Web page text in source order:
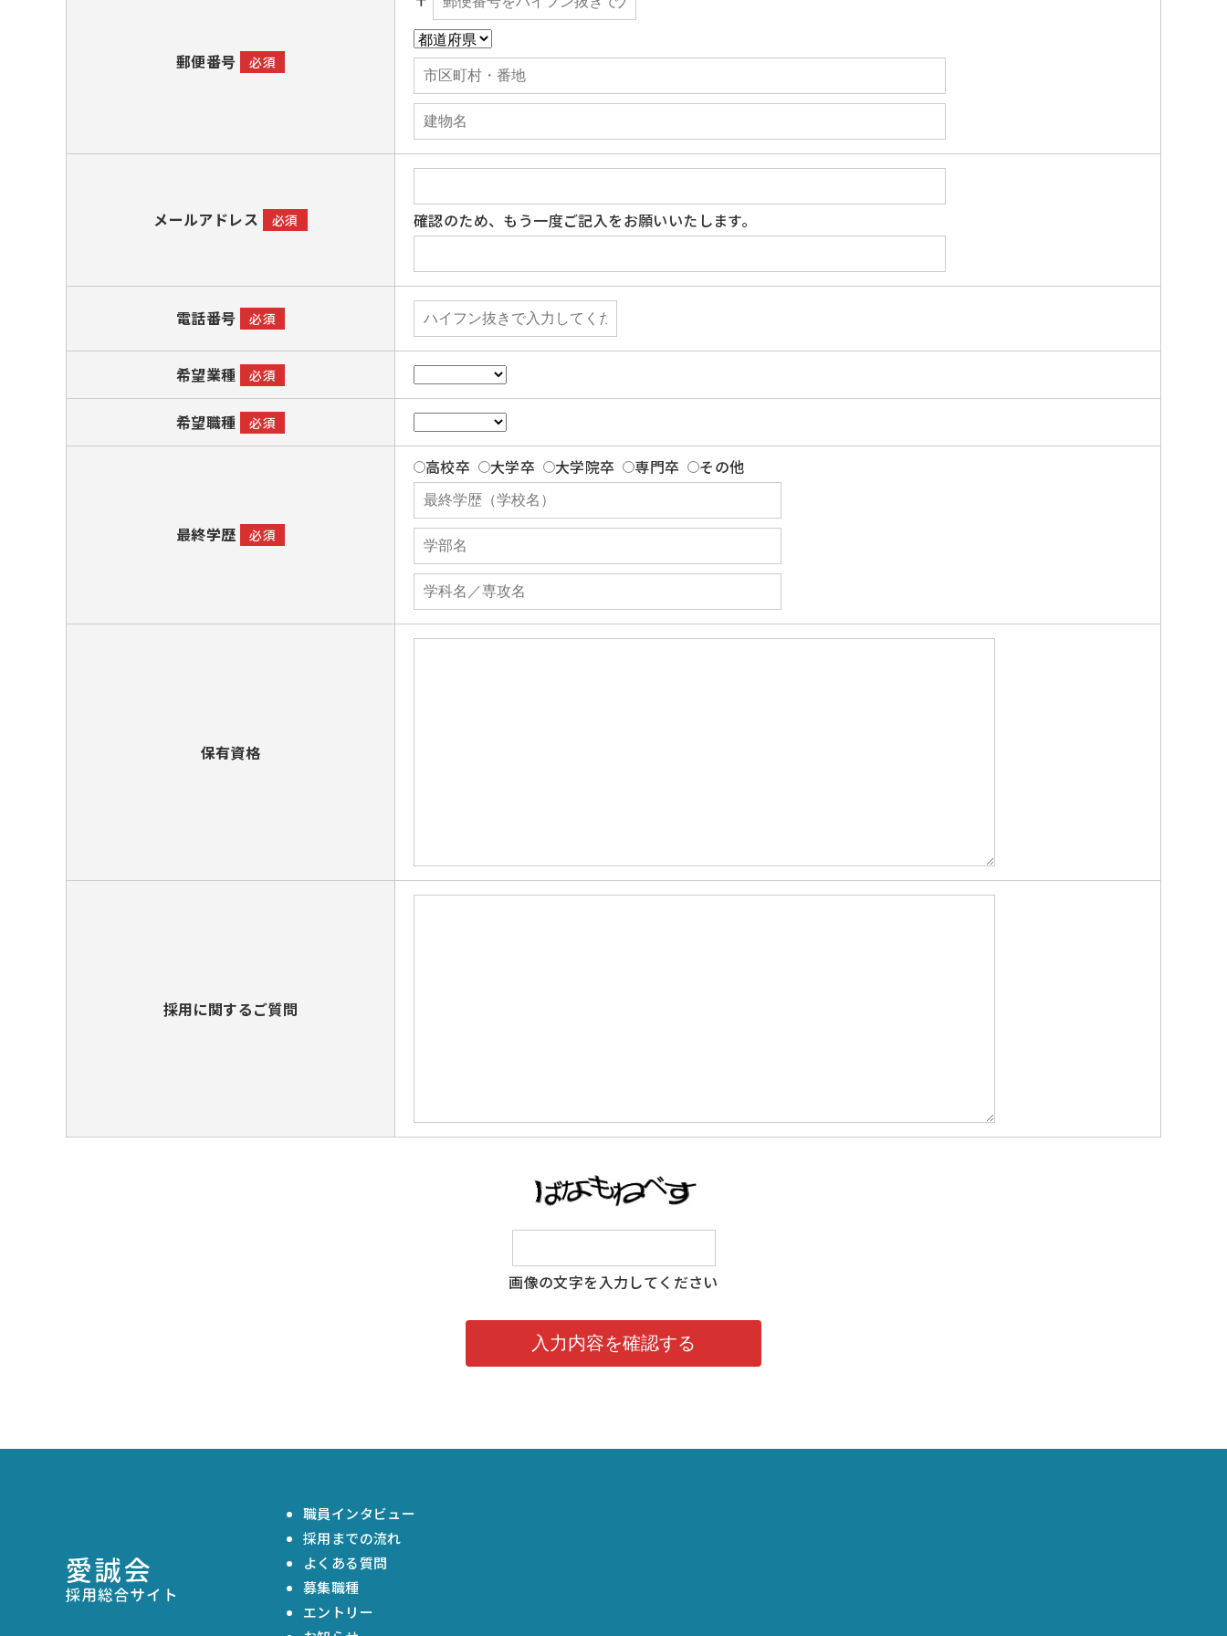
郵便番号 必須
メールアドレス 必須 確認のため、もう一度ご記入をお願いいたします。
電話番号 必須
希望業種 必須
希望職種 必須
最終学歴 必須
高校卒 大学卒 大学院卒 専門卒 その他
保有資格
採用に関するご質問
画像の文字を入力してください
職員インタビュー
採用までの流れ
よくある質問
募集職種
エントリー